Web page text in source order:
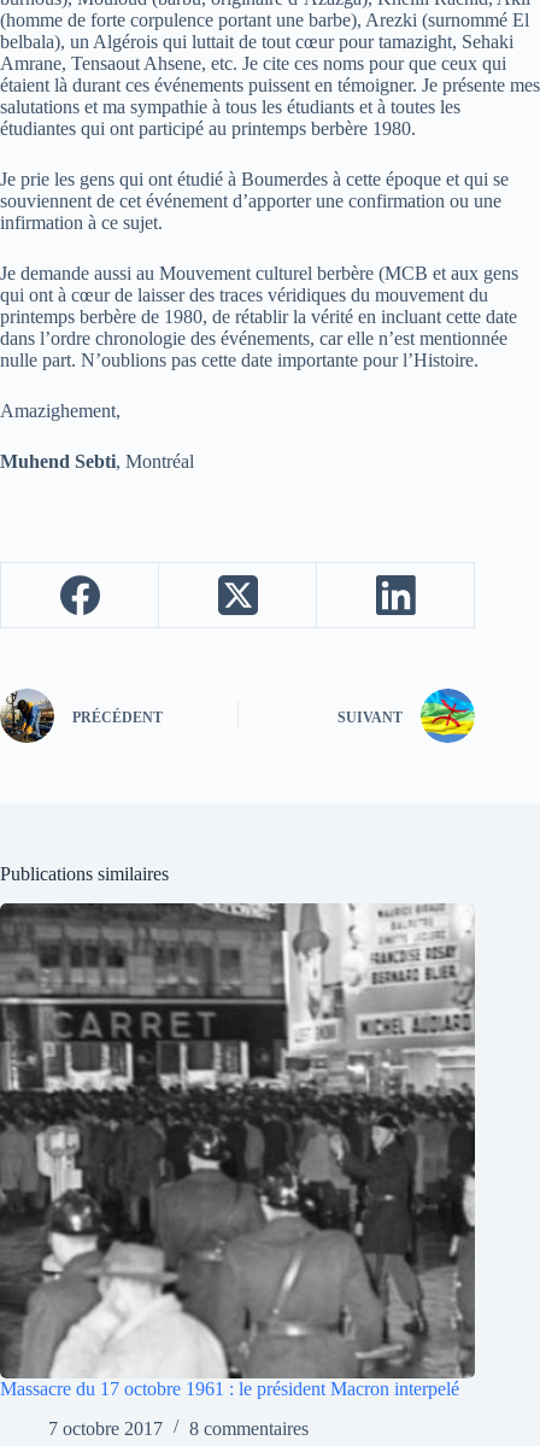
(homme de forte corpulence portant une barbe), Arezki (surnommé El
belbala), un Algérois qui luttait de tout cœur pour tamazight, Sehaki
Amrane, Tensaout Ahsene, etc. Je cite ces noms pour que ceux qui
étaient là durant ces événements puissent en témoigner. Je présente mes
salutations et ma sympathie à tous les étudiants et à toutes les
étudiantes qui ont participé au printemps berbère 1980.
Je prie les gens qui ont étudié à Boumerdes à cette époque et qui se
souviennent de cet événement d’apporter une confirmation ou une
infirmation à ce sujet.
Je demande aussi au Mouvement culturel berbère (MCB et aux gens
qui ont à cœur de laisser des traces véridiques du mouvement du
printemps berbère de 1980, de rétablir la vérité en incluant cette date
dans l’ordre chronologie des événements, car elle n’est mentionnée
nulle part. N’oublions pas cette date importante pour l’Histoire.
Amazighement,
Muhend Sebti, Montréal
PRÉCÉDENT SUIVANT
Publications similaires
Massacre du 17 octobre 1961 : le président Macron interpelé
7 octobre 2017
8 commentaires